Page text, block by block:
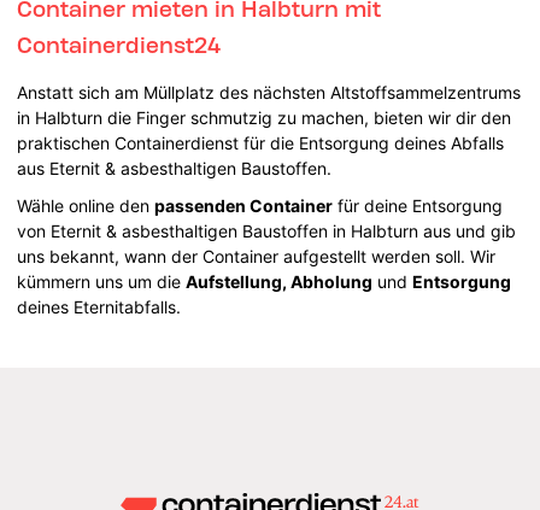
Container mieten in Halbturn mit
Containerdienst24
Anstatt sich am Müllplatz des nächsten Altstoffsammelzentrums
in Halbturn die Finger schmutzig zu machen, bieten wir dir den
praktischen Containerdienst für die Entsorgung deines Abfalls
aus Eternit & asbesthaltigen Baustoffen.
Wähle online denpassenden Container für deine Entsorgung
von Eternit & asbesthaltigen Baustoffen in Halbturn aus und gib
uns bekannt, wann der Container aufgestellt werden soll. Wir
kümmern uns um dieAufstellung, Abholung undEntsorgung
deines Eternitabfalls.